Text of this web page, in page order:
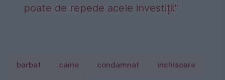
poate de repede acele investiții”
barbat caine condamnat inchisoare